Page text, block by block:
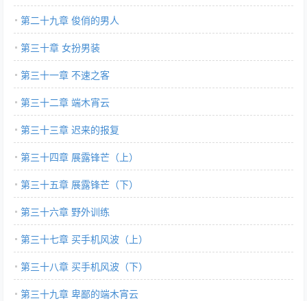
第二十九章 俊俏的男人
第三十章 女扮男装
第三十一章 不速之客
第三十二章 端木宵云
第三十三章 迟来的报复
第三十四章 展露锋芒（上）
第三十五章 展露锋芒（下）
第三十六章 野外训练
第三十七章 买手机风波（上）
第三十八章 买手机风波（下）
第三十九章 卑鄙的端木宵云